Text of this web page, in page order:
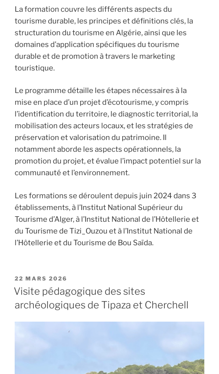
La formation couvre les différents aspects du
tourisme durable, les principes et définitions clés, la
structuration du tourisme en Algérie, ainsi que les
domaines d’application spécifiques du tourisme
durable et de promotion à travers le marketing
touristique.
Le programme détaille les étapes nécessaires à la
mise en place d’un projet d’écotourisme, y compris
l’identification du territoire, le diagnostic territorial, la
mobilisation des acteurs locaux, et les stratégies de
préservation et valorisation du patrimoine. Il
notamment aborde les aspects opérationnels, la
promotion du projet, et évalue l’impact potentiel sur la
communauté et l’environnement.
Les formations se déroulent depuis juin 2024 dans 3
établissements, à l’Institut National Supérieur du
Tourisme d’Alger, à l’Institut National de l’Hôtellerie et
du Tourisme de Tizi_Ouzou et à l’Institut National de
l’Hôtellerie et du Tourisme de Bou Saïda.
PUBLIÉ
LE
22 MARS 2026
Visite pédagogique des sites
archéologiques de Tipaza et Cherchell